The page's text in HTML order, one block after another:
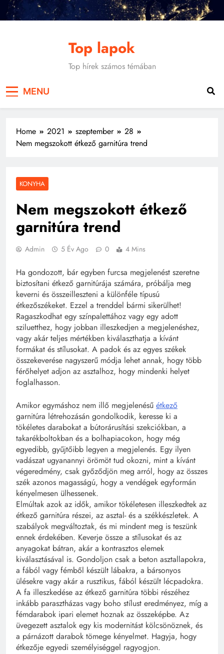
Skip
Top lapok
Top hírek számos témában
MENU
Home 2021 szeptember
28
Nem megszokott étkező garnitúra trend
KONYHA
Nem megszokott étkező
garnitúra trend
Admin 5 Év Ago 0 4 Mins
Ha gondozott, bár egyben furcsa megjelenést szeretne
biztosítani étkező garnitúrája számára, próbálja meg
keverni és összeilleszteni a különféle típusú
étkezőszékeket. Ezzel a trenddel bármi sikerülhet!
Ragaszkodhat egy színpalettához vagy egy adott
sziluetthez, hogy jobban illeszkedjen a megjelenéshez,
vagy akár teljes mértékben kiválaszthatja a kívánt
formákat és stílusokat. A padok és az egyes székek
összekeverése nagyszerű módja lehet annak, hogy több
férőhelyet adjon az asztalhoz, hogy mindenki helyet
foglalhasson.
Amikor egymáshoz nem illő megjelenésű étkező
garnitúra létrehozásán gondolkodik, keresse ki a
tökéletes darabokat a bútorárusítási szekciókban, a
takarékboltokban és a bolhapiacokon, hogy még
egyedibb, gyűjtőibb legyen a megjelenés. Egy ilyen
vadászat ugyanannyi örömöt tud okozni, mint a kívánt
végeredmény, csak győződjön meg arról, hogy az összes
szék azonos magasságú, hogy a vendégek egyformán
kényelmesen ülhessenek.
Elmúltak azok az idők, amikor tökéletesen illeszkedtek az
étkező garnitúra részei, az asztal- és a székkészletek. A
szabályok megváltoztak, és mi mindent meg is teszünk
ennek érdekében. Keverje össze a stílusokat és az
anyagokat bátran, akár a kontrasztos elemek
kiválasztásával is. Gondoljon csak a beton asztallapokra,
a fából vagy fémből készült lábakra, a bársonyos
ülésekre vagy akár a rusztikus, fából készült lécpadokra.
A fa illeszkedése az étkező garnitúra többi részéhez
inkább parasztházas vagy boho stílust eredményez, míg a
fémdarabok ipari elemet hoznak az összeképbe. Az
üvegezett asztalok egy kis modernitást kölcsönöznek, és
a párnázott darabok tömege kényelmet. Hagyja, hogy
étkezője egyedi személyiséggel ragyogjon.